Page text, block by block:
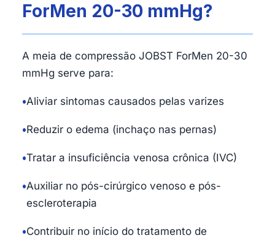
ForMen 20-30 mmHg?
A meia de compressão JOBST ForMen 20-30
mmHg serve para:
•Aliviar sintomas causados pelas varizes
•Reduzir o edema (inchaço nas pernas)
•Tratar a insuficiência venosa crônica (IVC)
•Auxiliar no pós-cirúrgico venoso e pós-
escleroterapia
•Contribuir no início do tratamento de